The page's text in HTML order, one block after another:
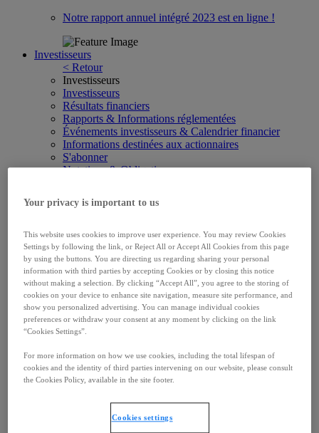
Notre rapport annuel intégré 2023 est en ligne !
Investisseurs
< Retour
Investisseurs
Investisseurs
Résultats financiers
Rapports & Informations réglementées
Événements investisseurs & Calendrier financier
Informations destinées aux actionnaires
S'abonner
Notations & Obligations
Carrières
Travailler chez Ipsen
Notre culture
Offres d'emploi
Contacts
< Retour
Contacts
Contacts
Signaler des effets indésirables
S'abonner
< Retour
Entreprise
Entreprise
Équipe de direction
Notre Histoire
Fondation Ipsen
Your privacy is important to us
This website uses cookies to improve user experience. You may review Cookies
Settings by following the link, or Reject All or Accept All Cookies from this page
by using the buttons. You are directing us regarding sharing your personal
information with third parties by accepting Cookies or by closing this notice
without making a selection. By clicking “Accept All”, you agree to the storing of
cookies on your device to enhance site navigation, measure site performance, and
show you personalized advertising. You can manage individual cookies
preferences or withdraw your consent at any moment by clicking on the link
“Cookies Settings”.
For more information on how we use cookies, including the total lifespan of
cookies and the identity of third parties intervening on our website, please consult
the Cookies Policy, available in the site footer.
Cookies settings